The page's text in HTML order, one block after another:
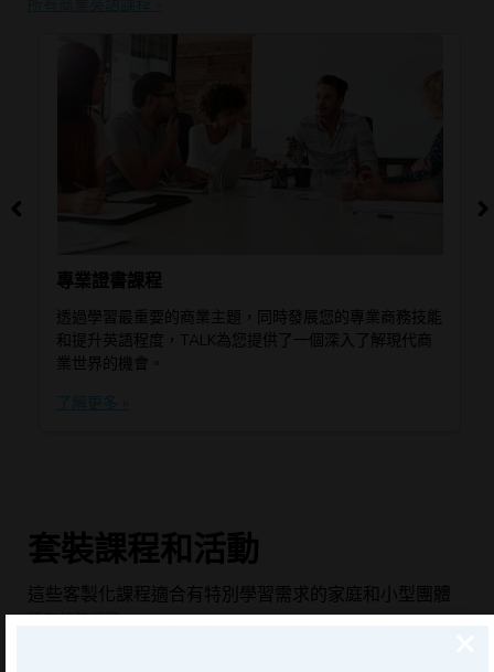
專業證書課程
透過學習最重要的商業主題，同時發展您的專業商務技能
和提升英語程度，TALK為您提供了一個深入了解現代商
業世界的機會。
套裝課程和活動
這些客製化課程適合有特別學習需求的家庭和小型團體
所有特裝課程 »